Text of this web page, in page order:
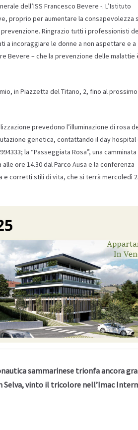
dell’ISS Francesco Bevere -. L’Istituto
proprio per aumentare la consapevolezza
Ringrazio tutti i professionisti
a incoraggiare le donne a non aspettare e a
Bevere – che la prevenzione delle malattie
in Piazzetta del Titano, 2, fino al prossimo
prevedono l’illuminazione di rosa
genetica, contattando il day hospital
la “Passeggiata Rosa”, una camminata
ore 14.30 dal Parco Ausa e la conferenza
e corretti stili di vita, che si terrà mercoledì
sammarinese trionfa ancora
Selva, vinto il tricolore nell’Imac